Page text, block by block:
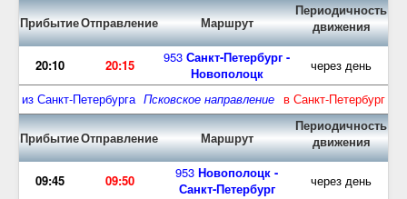
ПрибытиеОтправление Маршрут
Периодичность
движения
20:10 20:15 953 Санкт-Петербург -
Новополоцк
через день
из Санкт-Петербурга Псковское направление в Санкт-Петербург
ПрибытиеОтправление Маршрут
Периодичность
движения
09:45 09:50 953 Новополоцк -
Санкт-Петербург
через день